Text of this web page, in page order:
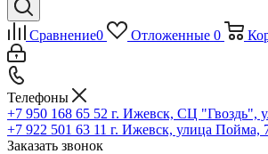
Сравнение0 Отложенные 0
Телефоны
+7 950 168 65 52 г. Ижевск, СЦ "Гвоздь",
+7 922 501 63 11 г. Ижевск, улица Пойма,
Заказать звонок